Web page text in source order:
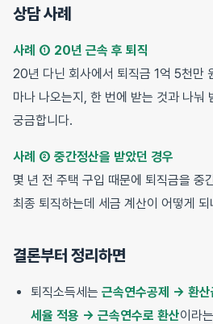
상담 사례
사례 ① 20년 근속 후 퇴직
20년 다닌 회사에서 퇴직금 1억 5천만
마나 나오는지, 한 번에 받는 것과 나눠
궁금합니다.
사례 ② 중간정산을 받았던 경우
몇 년 전 주택 구입 때문에 퇴직금을 중
최종 퇴직하는데 세금 계산이 어떻게 되
결론부터 정리하면
퇴직소득세는 근속연수공제 → 환
세율 적용 → 근속연수로 환산이라